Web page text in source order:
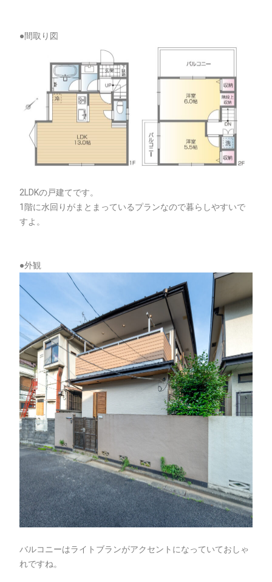
●間取り図
2LDKの戸建てです。
1階に水回りがまとまっているプランなので暮らしやすいで
すよ。
●外観
バルコニーはライトブランがアクセントになっていておしゃ
れですね。